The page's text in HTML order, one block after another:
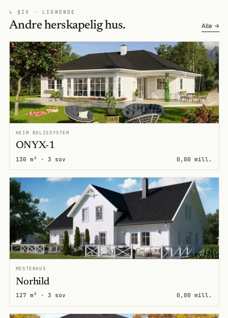
↳ §IV · LIGNENDE
Andre herskapelig hus. Alle →
HEIM BOLIGSYSTEM
ONYX-1
130 m² · 3 sov 0,00 mill.
MESTERHUS
Norhild
127 m² · 3 sov 0,00 mill.